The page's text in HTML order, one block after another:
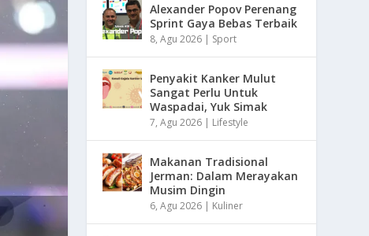
Alexander Popov Perenang
Sprint Gaya Bebas Terbaik
8, Agu 2026 | Sport
Penyakit Kanker Mulut
Sangat Perlu Untuk
Waspadai, Yuk Simak
7, Agu 2026 | Lifestyle
Makanan Tradisional
Jerman: Dalam Merayakan
Musim Dingin
6, Agu 2026 | Kuliner